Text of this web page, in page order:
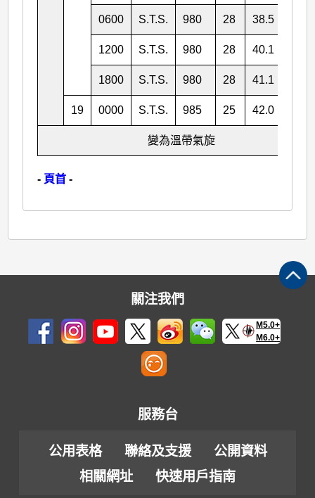
0600 S.T.S. 980 28 38.5
1200 S.T.S. 980 28 40.1
1800 S.T.S. 980 28 41.1
19 0000 S.T.S. 985 25 42.0
變為溫帶氣旋
- 頁首 -
關注我們
M5.0+
M6.0+
服務台
公用表格 聯絡及支援
公開資料
相關網址
快速用戶指南